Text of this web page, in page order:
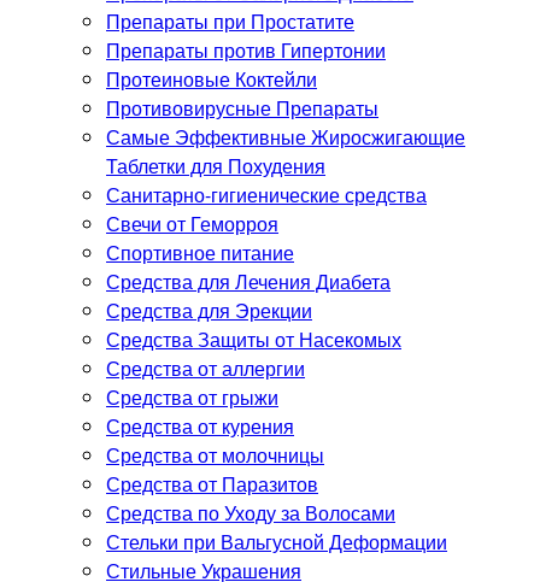
Препараты при Простатите
Препараты против Гипертонии
Протеиновые Коктейли
Противовирусные Препараты
Самые Эффективные Жиросжигающие
Таблетки для Похудения
Санитарно-гигиенические средства
Свечи от Геморроя
Спортивное питание
Средства для Лечения Диабета
Средства для Эрекции
Средства Защиты от Насекомых
Средства от аллергии
Средства от грыжи
Средства от курения
Средства от молочницы
Средства от Паразитов
Средства по Уходу за Волосами
Стельки при Вальгусной Деформации
Стильные Украшения